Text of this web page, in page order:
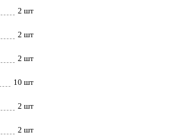
2 шт
2 шт
2 шт
10 шт
2 шт
2 шт